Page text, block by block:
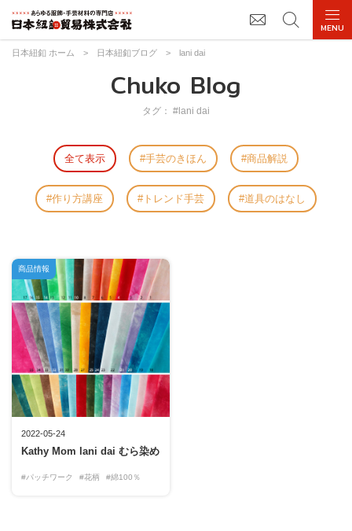
日本紐釦 ホーム > 日本紐釦ブログ > lani dai
Chuko Blog
タグ： #lani dai
全て表示 手芸のきほん 商品解説
作り方講座 トレンド手芸 道具のはなし
2022-05-24
Kathy Mom lani dai むら染め
#パッチワーク #花柄 #綿100％
商品情報